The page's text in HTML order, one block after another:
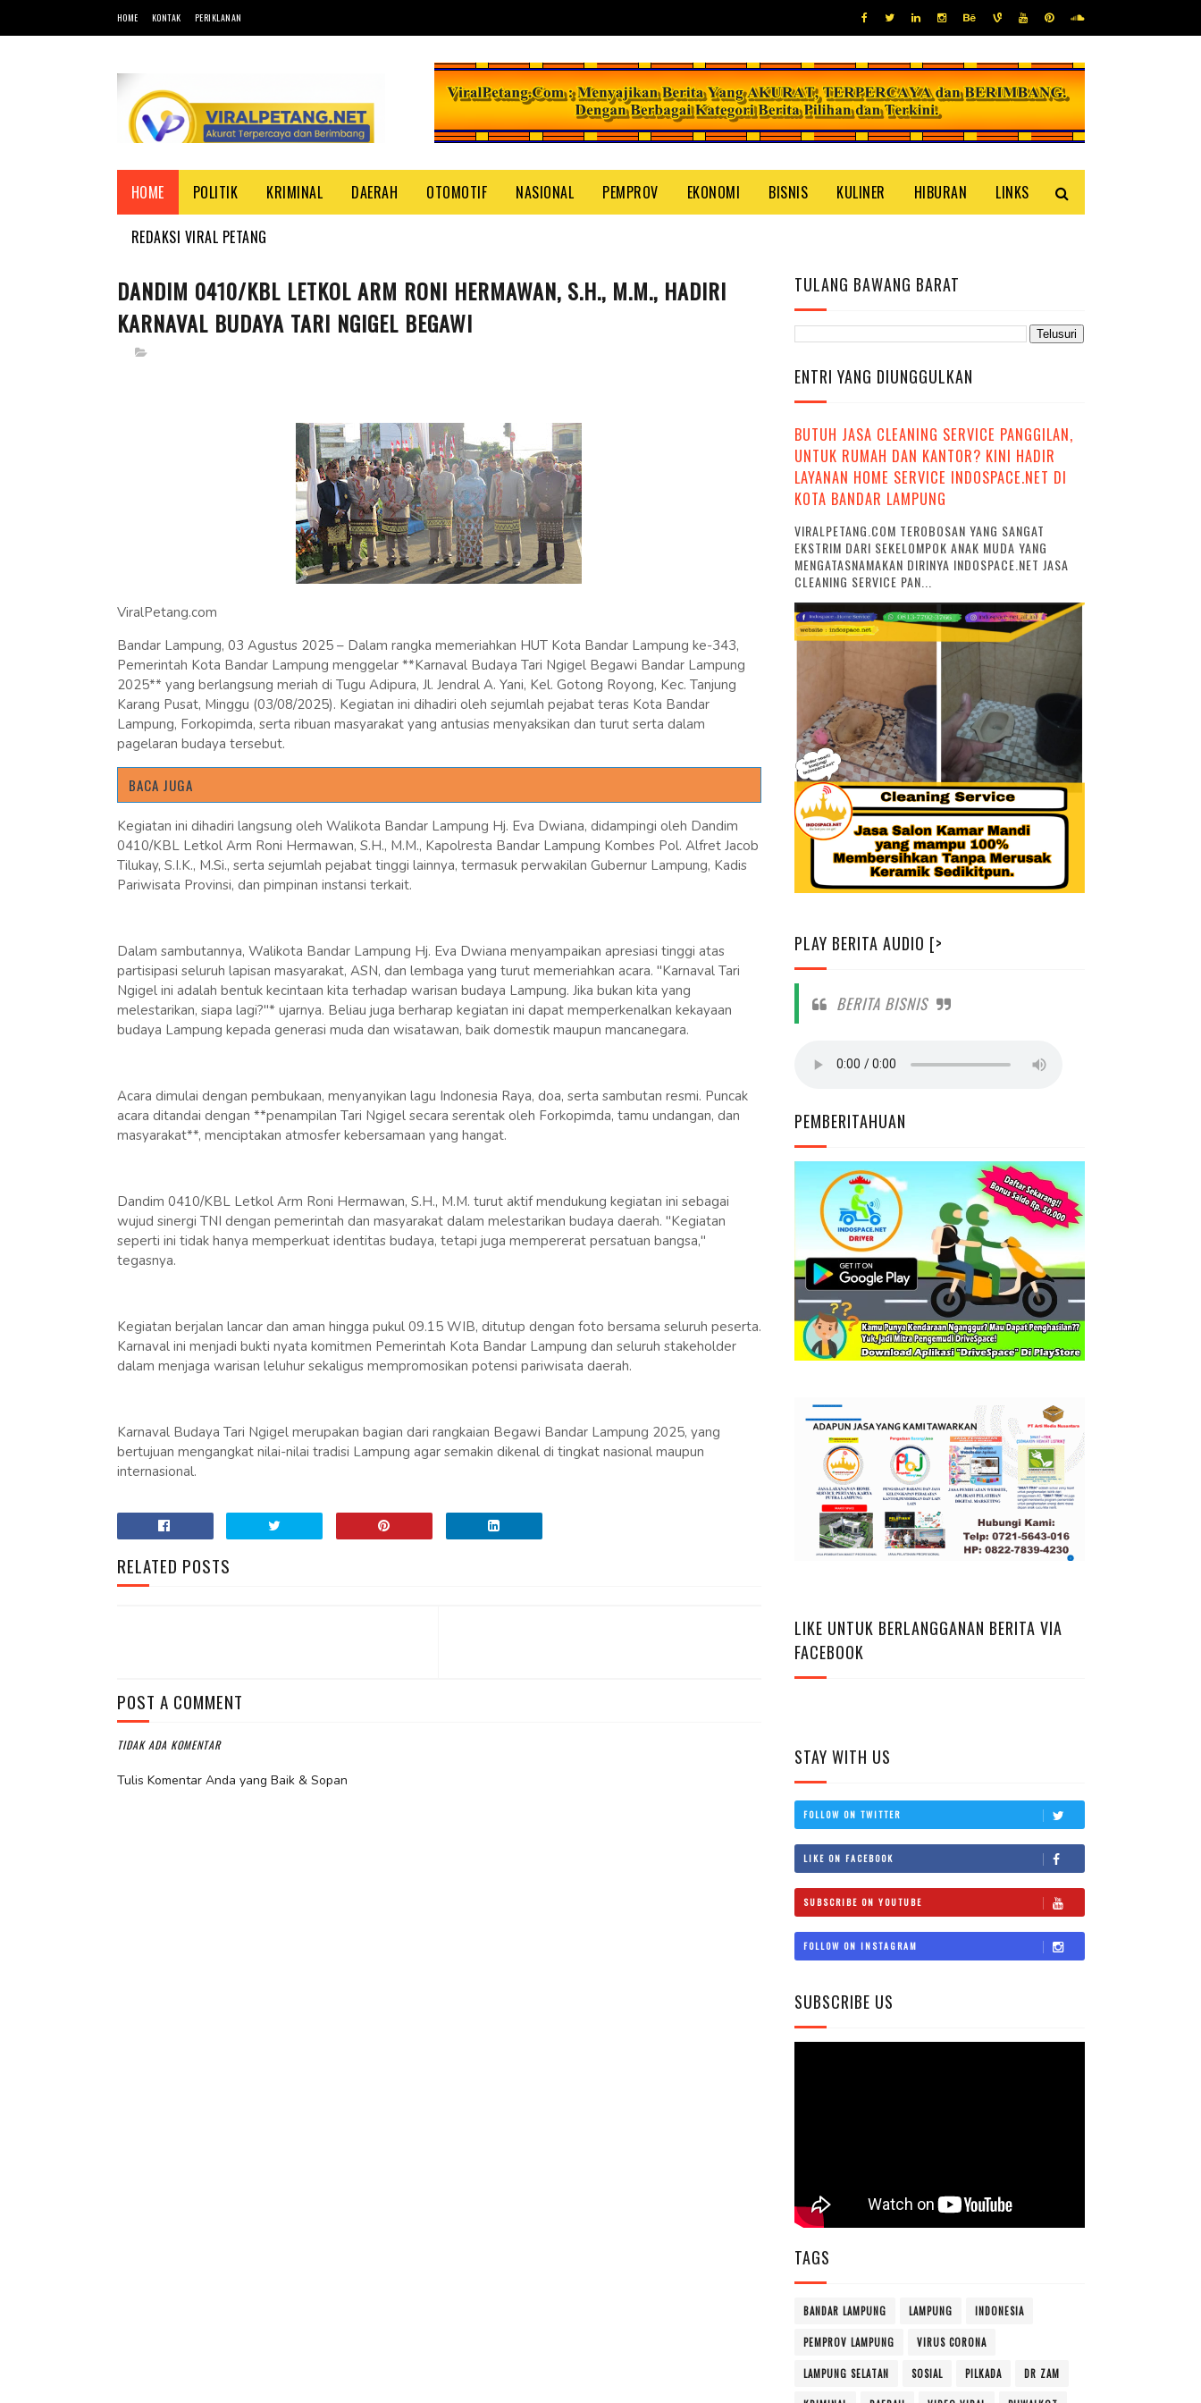
HOME KONTAK PERIKLANAN
HOME POLITIK KRIMINAL DAERAH OTOMOTIF NASIONAL PEMPROV EKONOMI BISNIS KULINER HIBURAN LINKS
REDAKSI VIRAL PETANG
DANDIM 0410/KBL LETKOL ARM RONI HERMAWAN, S.H., M.M., HADIRI
KARNAVAL BUDAYA TARI NGIGEL BEGAWI
ViralPetang.com
Bandar Lampung, 03 Agustus 2025 – Dalam rangka memeriahkan HUT Kota Bandar Lampung ke-343,
Pemerintah Kota Bandar Lampung menggelar **Karnaval Budaya Tari Ngigel Begawi Bandar Lampung
2025** yang berlangsung meriah di Tugu Adipura, Jl. Jendral A. Yani, Kel. Gotong Royong, Kec. Tanjung
Karang Pusat, Minggu (03/08/2025). Kegiatan ini dihadiri oleh sejumlah pejabat teras Kota Bandar
Lampung, Forkopimda, serta ribuan masyarakat yang antusias menyaksikan dan turut serta dalam
pagelaran budaya tersebut.
BACA JUGA
Kegiatan ini dihadiri langsung oleh Walikota Bandar Lampung Hj. Eva Dwiana, didampingi oleh Dandim
0410/KBL Letkol Arm Roni Hermawan, S.H., M.M., Kapolresta Bandar Lampung Kombes Pol. Alfret Jacob
Tilukay, S.I.K., M.Si., serta sejumlah pejabat tinggi lainnya, termasuk perwakilan Gubernur Lampung, Kadis
Pariwisata Provinsi, dan pimpinan instansi terkait.
Dalam sambutannya, Walikota Bandar Lampung Hj. Eva Dwiana menyampaikan apresiasi tinggi atas
partisipasi seluruh lapisan masyarakat, ASN, dan lembaga yang turut memeriahkan acara. "Karnaval Tari
Ngigel ini adalah bentuk kecintaan kita terhadap warisan budaya Lampung. Jika bukan kita yang
melestarikan, siapa lagi?"* ujarnya. Beliau juga berharap kegiatan ini dapat memperkenalkan kekayaan
budaya Lampung kepada generasi muda dan wisatawan, baik domestik maupun mancanegara.
Acara dimulai dengan pembukaan, menyanyikan lagu Indonesia Raya, doa, serta sambutan resmi. Puncak
acara ditandai dengan **penampilan Tari Ngigel secara serentak oleh Forkopimda, tamu undangan, dan
masyarakat**, menciptakan atmosfer kebersamaan yang hangat.
Dandim 0410/KBL Letkol Arm Roni Hermawan, S.H., M.M. turut aktif mendukung kegiatan ini sebagai
wujud sinergi TNI dengan pemerintah dan masyarakat dalam melestarikan budaya daerah. "Kegiatan
seperti ini tidak hanya memperkuat identitas budaya, tetapi juga mempererat persatuan bangsa,"
tegasnya.
Kegiatan berjalan lancar dan aman hingga pukul 09.15 WIB, ditutup dengan foto bersama seluruh peserta.
Karnaval ini menjadi bukti nyata komitmen Pemerintah Kota Bandar Lampung dan seluruh stakeholder
dalam menjaga warisan leluhur sekaligus mempromosikan potensi pariwisata daerah.
Karnaval Budaya Tari Ngigel merupakan bagian dari rangkaian Begawi Bandar Lampung 2025, yang
bertujuan mengangkat nilai-nilai tradisi Lampung agar semakin dikenal di tingkat nasional maupun
internasional.
RELATED POSTS
POST A COMMENT
TIDAK ADA KOMENTAR
Tulis Komentar Anda yang Baik & Sopan
TULANG BAWANG BARAT
ENTRI YANG DIUNGGULKAN
BUTUH JASA CLEANING SERVICE PANGGILAN,
UNTUK RUMAH DAN KANTOR? KINI HADIR
LAYANAN HOME SERVICE INDOSPACE.NET DI
KOTA BANDAR LAMPUNG
VIRALPETANG.COM TEROBOSAN YANG SANGAT
EKSTRIM DARI SEKELOMPOK ANAK MUDA YANG
MENGATASNAMAKAN DIRINYA INDOSPACE.NET JASA
CLEANING SERVICE PAN...
PLAY BERITA AUDIO [>
BERITA BISNIS
PEMBERITAHUAN
LIKE UNTUK BERLANGGANAN BERITA VIA
FACEBOOK
STAY WITH US
FOLLOW ON TWITTER
LIKE ON FACEBOOK
SUBSCRIBE ON YOUTUBE
FOLLOW ON INSTAGRAM
SUBSCRIBE US
TAGS
BANDAR LAMPUNG LAMPUNG INDONESIA
PEMPROV LAMPUNG VIRUS CORONA
LAMPUNG SELATAN SOSIAL PILKADA DR ZAM